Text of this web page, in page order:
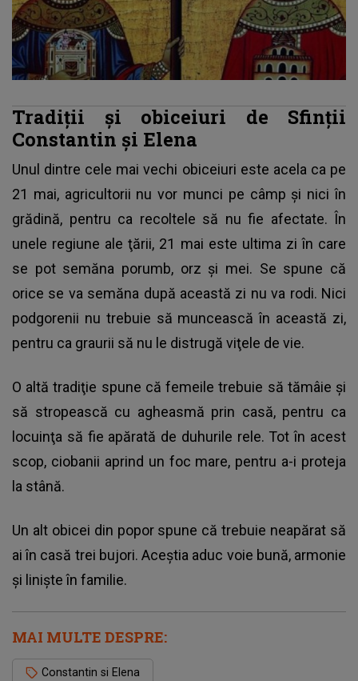
Tradiţii şi obiceiuri de Sfinţii
Constantin şi Elena
Unul dintre cele mai vechi obiceiuri este acela ca pe
21 mai, agricultorii nu vor munci pe câmp şi nici în
grădină, pentru ca recoltele să nu fie afectate. În
unele regiune ale ţării, 21 mai este ultima zi în care
se pot semăna porumb, orz şi mei. Se spune că
orice se va semăna după această zi nu va rodi. Nici
podgorenii nu trebuie să muncească în această zi,
pentru ca graurii să nu le distrugă viţele de vie.
O altă tradiţie spune că femeile trebuie să tămâie şi
să stropească cu agheasmă prin casă, pentru ca
locuinţa să fie apărată de duhurile rele. Tot în acest
scop, ciobanii aprind un foc mare, pentru a-i proteja
la stână.
Un alt obicei din popor spune că trebuie neapărat să
ai în casă trei bujori. Aceştia aduc voie bună, armonie
şi linişte în familie.
MAI MULTE DESPRE:
Constantin si Elena